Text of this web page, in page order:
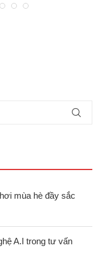
mùa hè đầy sắc
A.I trong tư vấn